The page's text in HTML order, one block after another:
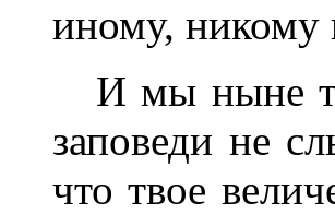
иному, никому
И мы ныне
заповеди не
чтотвое